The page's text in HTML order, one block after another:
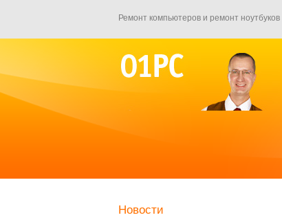
Ремонт компьютеров и ремонт ноутбуков
Новости